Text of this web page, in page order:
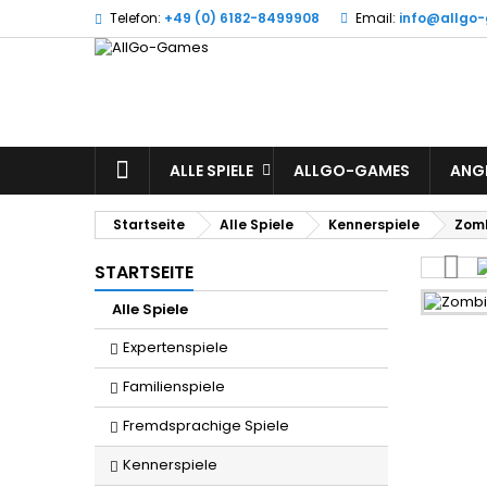
Telefon: +49 (0) 6182-8499908 Email:
STARTSEITE
ALLE SPIELE ALLGO-GAMES
Startseite Alle Spiele Kennerspiele
STARTSEITE
Alle Spiele
Expertenspiele
Familienspiele
Fremdsprachige Spiele
Kennerspiele